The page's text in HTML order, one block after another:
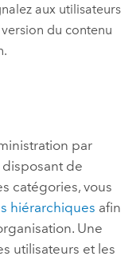
aux utilisateurs
du contenu
par
de
catégories, vous
hiérarchiques afin
Une
utilisateurs et les